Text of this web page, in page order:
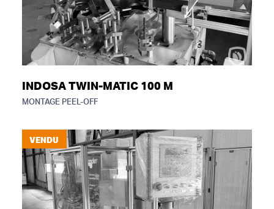
INDOSA TWIN-MATIC 100 M
MONTAGE PEEL-OFF
VENDU